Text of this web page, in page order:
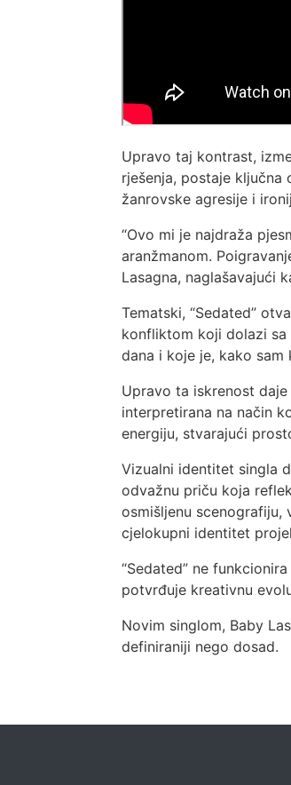
Upravo taj kontrast,
rješenja, postaje
žanrovske agresije i
“Ovo mi je najdraža
aranžmanom.
Lasagna, naglašavajući
Tematski, “Sedated”
konfliktom koji dolazi sa
dana i koje je, kako
Upravo ta iskrenost
interpretirana na način
energiju, stvarajući
Vizualni identitet singla
odvažnu priču koja
osmišljenu
cjelokupni identitet
“Sedated” ne
potvrđuje kreativnu
Novim singlom, Baby
definiraniji nego dosad.